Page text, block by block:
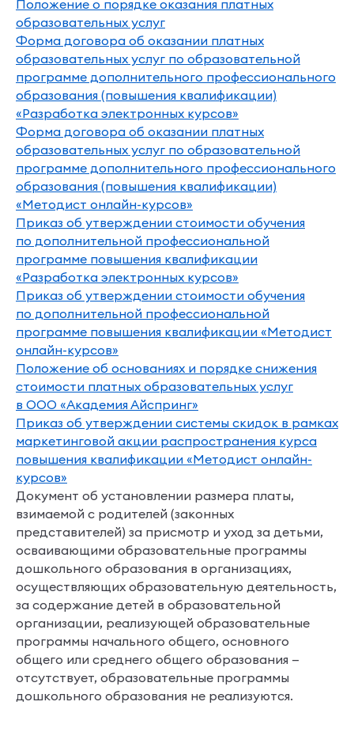
Положение о порядке оказания платных
образовательных услуг
Форма договора об оказании платных
образовательных услуг по образовательной
программе дополнительного профессионального
образования (повышения квалификации)
«Разработка электронных курсов»
Форма договора об оказании платных
образовательных услуг по образовательной
программе дополнительного профессионального
образования (повышения квалификации)
«Методист онлайн-курсов»
Приказ об утверждении стоимости обучения
по дополнительной профессиональной
программе повышения квалификации
«Разработка электронных курсов»
Приказ об утверждении стоимости обучения
по дополнительной профессиональной
программе повышения квалификации «Методист
онлайн-курсов»
Положение об основаниях и порядке снижения
стоимости платных образовательных услуг
в ООО «Академия Айспринг»
Приказ об утверждении системы скидок в рамках
маркетинговой акции распространения курса
повышения квалификации «Методист онлайн-
курсов»
Документ об установлении размера платы,
взимаемой с родителей (законных
представителей) за присмотр и уход за детьми,
осваивающими образовательные программы
дошкольного образования в организациях,
осуществляющих образовательную деятельность,
за содержание детей в образовательной
организации, реализующей образовательные
программы начального общего, основного
общего или среднего общего образования —
отсутствует, образовательные программы
дошкольного образования не реализуются.